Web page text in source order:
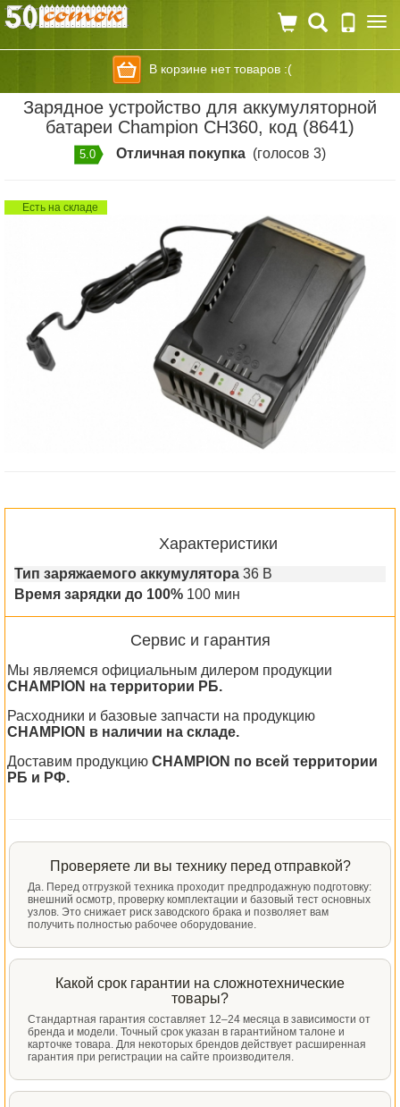
В корзине нет товаров :(
Зарядное устройство для аккумуляторной
батареи Champion CH360, код (8641)
5.0 Отличная покупка (голосов 3)
Есть на складе
Характеристики
Тип заряжаемого аккумулятора 36 В
Время зарядки до 100% 100 мин
Сервис и гарантия
Мы являемся официальным дилером продукции
CHAMPION на территории РБ.
Расходники и базовые запчасти на продукцию
CHAMPION в наличии на складе.
Доставим продукцию CHAMPION по всей территории
РБ и РФ.
Проверяете ли вы технику перед отправкой?
Да. Перед отгрузкой техника проходит предпродажную подготовку:
внешний осмотр, проверку комплектации и базовый тест основных
узлов. Это снижает риск заводского брака и позволяет вам
получить полностью рабочее оборудование.
Какой срок гарантии на сложнотехнические
товары?
Стандартная гарантия составляет 12–24 месяца в зависимости от
бренда и модели. Точный срок указан в гарантийном талоне и
карточке товара. Для некоторых брендов действует расширенная
гарантия при регистрации на сайте производителя.